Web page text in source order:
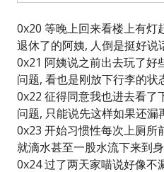
0x20 等晚上回来看楼上有灯
退休了的阿姨, 人倒是挺好说
0x21 阿姨说之前出去玩了好
问题, 看也是刚放下行李的状
0x22 征得同意我也进去看了
问题, 只能说先这样如果还漏
0x23 开始习惯性每次上厕所
就滴水甚至一股水流下来到
0x24 过了两天家喵说好像不